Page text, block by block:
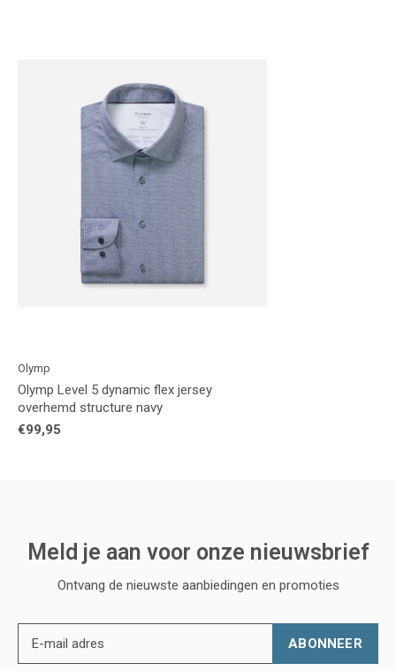
Olymp
Olymp Level 5 dynamic flex jersey
overhemd structure navy
€99,95
Meld je aan voor onze nieuwsbrief
Ontvang de nieuwste aanbiedingen en promoties
ABONNEER